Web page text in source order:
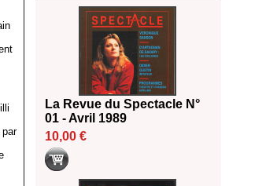
Les 10 lauréats du Fonds
Grandes Formes Théâtre 2026
Nomination de Nathalie
Garraud et Olivier Saccomano à
la direction du Théâtre de
Gennevilliers - CDN
13/06/2026
Dispositif SACD Auteurs
d'espaces : les lauréats 2026
La Revue du Spectacle N°
01 - Avril 1989
10,00 €